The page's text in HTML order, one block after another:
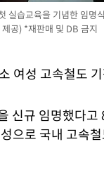
실습교육을 기념한 임
공) *재판매 및 DB 금지
여성 고속철도
신규 임명했다
으로 국내 고속